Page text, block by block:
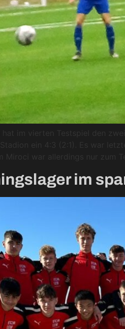
im vierten Testspiel den
ein 4:3 (2:1). Es war
Miroci war allerdings nur zum
im